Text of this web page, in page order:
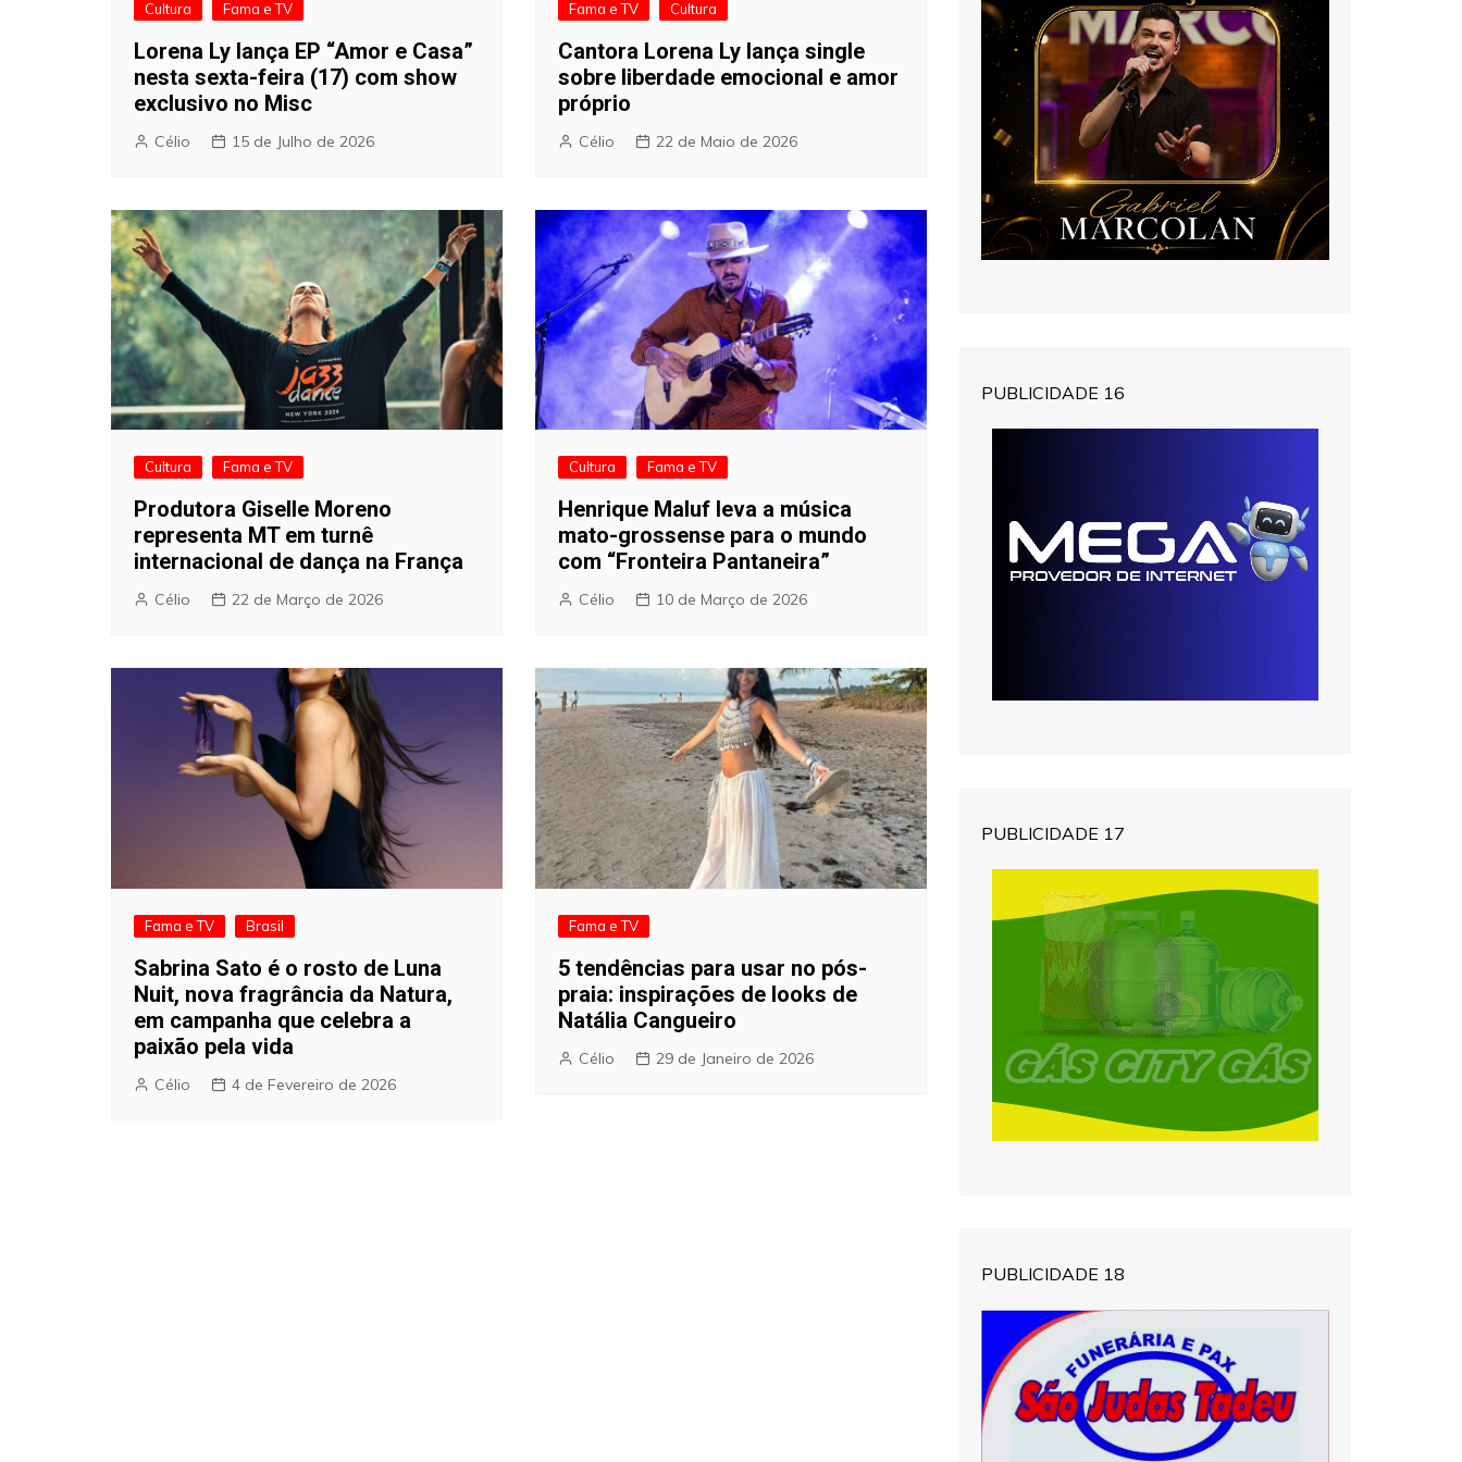
Cultura Fama e TV
Lorena Ly lança EP “Amor e Casa”
nesta sexta-feira (17) com show
exclusivo no Misc
Célio 15 de Julho de 2026
Fama e TV Cultura
Cantora Lorena Ly lança single
sobre liberdade emocional e amor
próprio
Célio 22 de Maio de 2026
Cultura Fama e TV
Produtora Giselle Moreno
representa MT em turnê
internacional de dança na França
Célio 22 de Março de 2026
Cultura Fama e TV
Henrique Maluf leva a música
mato-grossense para o mundo
com “Fronteira Pantaneira”
Célio 10 de Março de 2026
Fama e TV Brasil
Sabrina Sato é o rosto de Luna
Nuit, nova fragrância da Natura,
em campanha que celebra a
paixão pela vida
Célio 4 de Fevereiro de 2026
Fama e TV
5 tendências para usar no pós-
praia: inspirações de looks de
Natália Cangueiro
Célio 29 de Janeiro de 2026
PUBLICIDADE 16
PUBLICIDADE 17
PUBLICIDADE 18